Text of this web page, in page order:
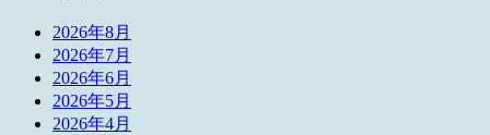
2026年8月
2026年7月
2026年6月
2026年5月
2026年4月